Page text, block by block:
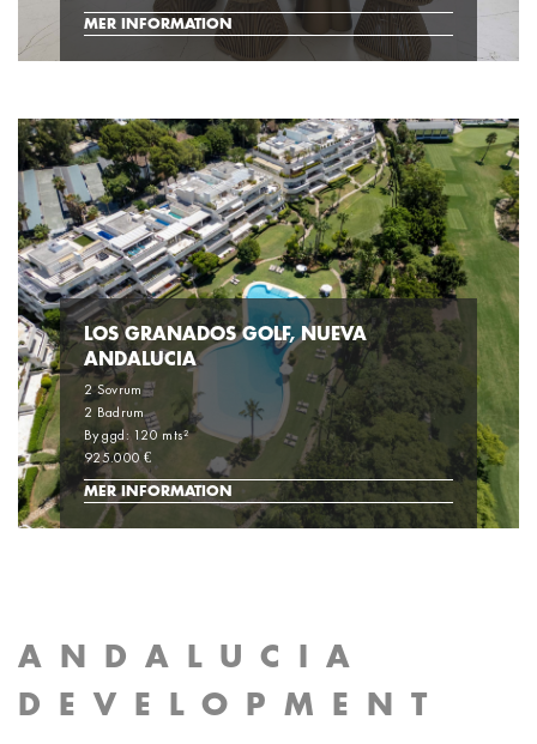
MER INFORMATION
LOS GRANADOS GOLF, NUEVA
ANDALUCIA
2 Sovrum
2 Badrum
Byggd: 120 mts²
925.000 €
MER INFORMATION
ANDALUCIA
DEVELOPMENT